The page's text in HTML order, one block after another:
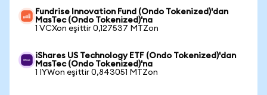
Fundrise Innovation Fund (Ondo Tokenized)'dan
MasTec (Ondo Tokenized)'na
1 VCXon eşittir 0,127537 MTZon
iShares US Technology ETF (Ondo Tokenized)'dan
MasTec (Ondo Tokenized)'na
1 IYWon eşittir 0,843051 MTZon